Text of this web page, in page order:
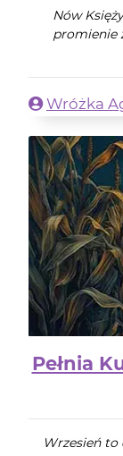
Nów
promienie
Wróżka
Pełnia
Wrzesień to